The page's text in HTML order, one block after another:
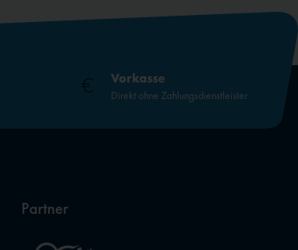
Vorkasse
Direkt ohne Zahlungsdienstleister
Partner